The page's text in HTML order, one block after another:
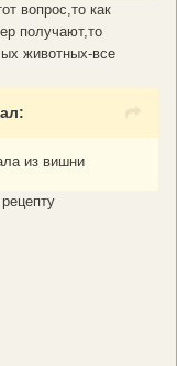
вопрос,то как
получают,то
животных-все
из вишни